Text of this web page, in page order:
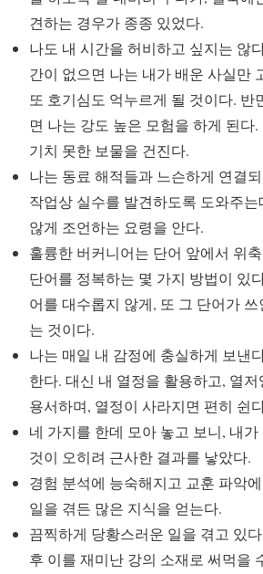
견하는 경우가 종종 있었다.
나도 내 시간을 허비하고 싶지는 않
간이 없으면 나는 내가 배운 사실만
또 호기심도 억누르게 될 것이다. 반
면 나는 강도 높은 모험을 하게 된다
기치 못한 보물을 건진다.
나는 동료 해적들과 느슨하게 연결
작업상 실수를 발견하도록 도와주
않게 조언하는 요령을 안다.
훌륭한 버커니어는 단어 앞에서 위
단어를 정복하는 몇 가지 방법이 있
어를 대수롭지 않게, 또 그 단어가
는 것이다.
나는 매일 내 감정에 충실하게 보낸
한다. 대신 내 열정을 활용하고, 열
용서하며, 열정이 사라지면 편히 쉰
네 가지를 한데 모아 놓고 보니, 내
것이 오히려 근사한 결과를 낳았다.
경험 분석에 능숙해지고 교훈 파악
일을 겪든 많은 지식을 얻는다.
끔찍하게 당황스러운 일을 겪고 있
후 이를 재미난 강의 소재로 써먹을